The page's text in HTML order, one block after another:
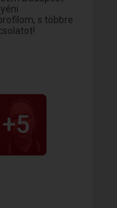
s többre
+5